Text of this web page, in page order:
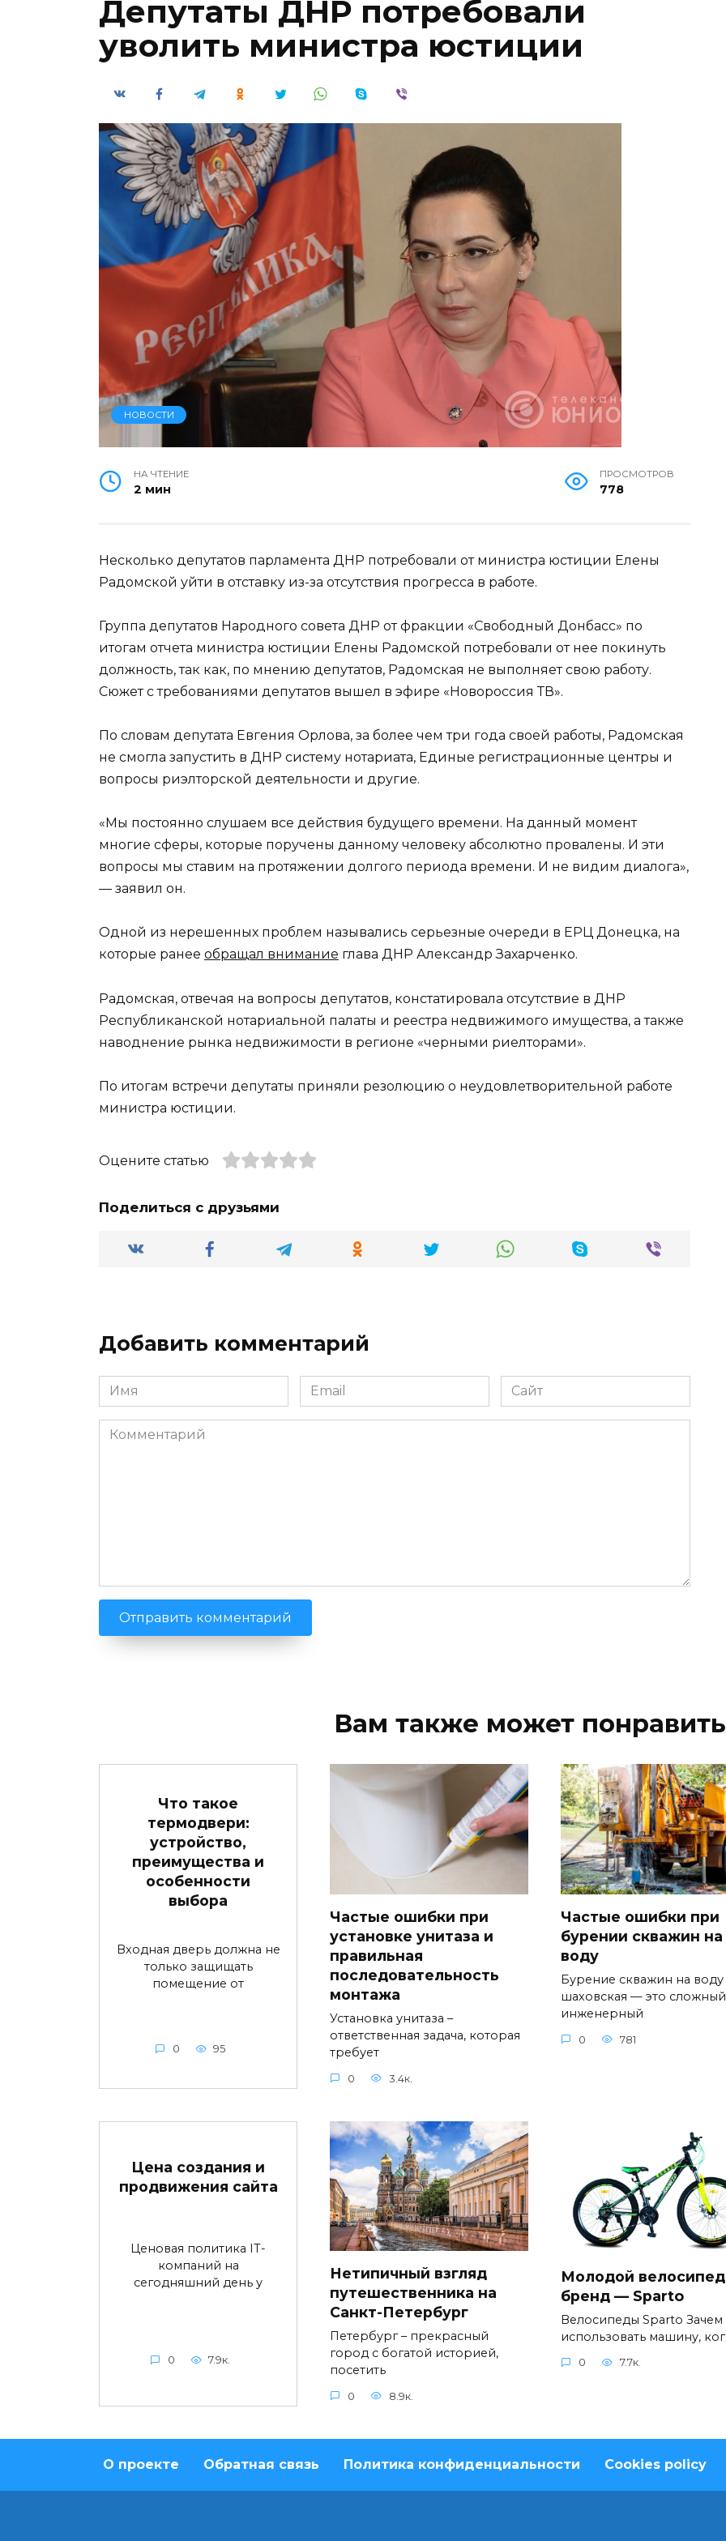
Депутаты ДНР потребовали
уволить министра юстиции
НОВОСТИ
НА ЧТЕНИЕ
2 мин
ПРОСМОТРОВ
778
Несколько депутатов парламента ДНР потребовали от министра юстиции Елены
Радомской уйти в отставку из-за отсутствия прогресса в работе.
Группа депутатов Народного совета ДНР от фракции «Свободный Донбасс» по
итогам отчета министра юстиции Елены Радомской потребовали от нее покинуть
должность, так как, по мнению депутатов, Радомская не выполняет свою работу.
Сюжет с требованиями депутатов вышел в эфире «Новороссия ТВ».
По словам депутата Евгения Орлова, за более чем три года своей работы, Радомская
не смогла запустить в ДНР систему нотариата, Единые регистрационные центры и
вопросы риэлторской деятельности и другие.
«Мы постоянно слушаем все действия будущего времени. На данный момент
многие сферы, которые поручены данному человеку абсолютно провалены. И эти
вопросы мы ставим на протяжении долгого периода времени. И не видим диалога»,
— заявил он.
Одной из нерешенных проблем назывались серьезные очереди в ЕРЦ Донецка, на
которые ранее обращал внимание глава ДНР Александр Захарченко.
Радомская, отвечая на вопросы депутатов, констатировала отсутствие в ДНР
Республиканской нотариальной палаты и реестра недвижимого имущества, а также
наводнение рынка недвижимости в регионе «черными риелторами».
По итогам встречи депутаты приняли резолюцию о неудовлетворительной работе
министра юстиции.
Оцените статью
Поделиться с друзьями
Добавить комментарий
Имя
*
Email
*
Сайт
Комментарий
Вам также может
Что такое
термодвери:
устройство,
преимущества и
особенности
выбора
Входная дверь должна не
только защищать
помещение от
0 95
Частые ошибки при
установке унитаза и
правильная
последовательность
монтажа
Установка унитаза –
ответственная задача, которая
требует
0 3.4к.
Частые ошибки при
бурении скважин на
воду
Бурение скважин на воду
шаховская — это сложный
инженерный
0 781
Цена создания и
продвижения сайта
Ценовая политика IT-
компаний на
сегодняшний день у
0 7.9к.
Нетипичный взгляд
путешественника на
Санкт-Петербург
Петербург – прекрасный
город с богатой историей,
посетить
0 8.9к.
Молодой
бренд — Sparto
Велосипеды Sparto Зачем
использовать машину,
0 7.7к.
О проекте Обратная связь Политика конфиденциальности Cookies policy